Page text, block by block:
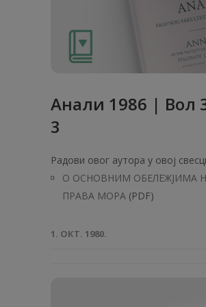
Анaли 1986 | Вол
3
Радови овог аутора у овој
О ОСНОВНИМ ОБЕЛЕЖЈИМА
ПРАВА МОРА (PDF)
1. ОКТ. 1980.